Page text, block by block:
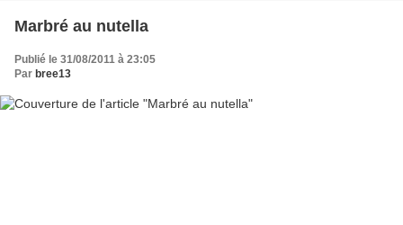
Marbré au nutella
Publié le 31/08/2011 à 23:05
Par bree13